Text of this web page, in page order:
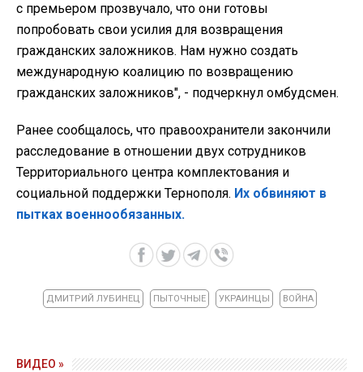
с премьером прозвучало, что они готовы
попробовать свои усилия для возвращения
гражданских заложников. Нам нужно создать
международную коалицию по возвращению
гражданских заложников", - подчеркнул омбудсмен.
Ранее сообщалось, что правоохранители закончили
расследование в отношении двух сотрудников
Территориального центра комплектования и
социальной поддержки Тернополя. Их обвиняют в
пытках военнообязанных.
ДМИТРИЙ ЛУБИНЕЦ ПЫТОЧНЫЕ УКРАИНЦЫ ВОЙНА
ВИДЕО »